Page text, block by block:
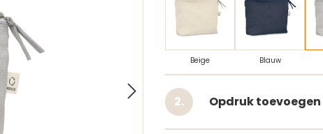
Beige Blauw
Opdruk toevoegen